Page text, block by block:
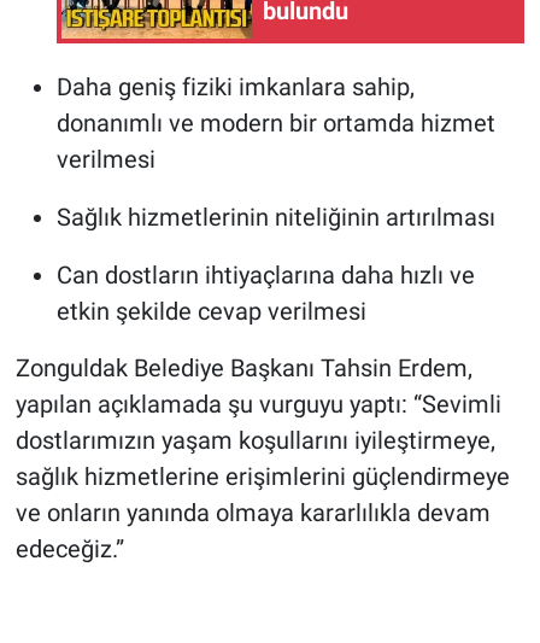
bulundu
Daha geniş fiziki imkanlara sahip,
donanımlı ve modern bir ortamda hizmet
verilmesi
Sağlık hizmetlerinin niteliğinin artırılması
Can dostların ihtiyaçlarına daha hızlı ve
etkin şekilde cevap verilmesi
Zonguldak Belediye Başkanı Tahsin Erdem,
yapılan açıklamada şu vurguyu yaptı: “Sevimli
dostlarımızın yaşam koşullarını iyileştirmeye,
sağlık hizmetlerine erişimlerini güçlendirmeye
ve onların yanında olmaya kararlılıkla devam
edeceğiz.”